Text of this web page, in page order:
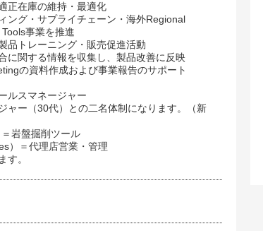
正在庫の維持・最適化
ング・サプライチェーン・海外Regional
事業を推進
品トレーニング・販売促進活動
に関する情報を収集し、製品改善に反映
の資料作成および事業報告のサポート
ルスマネージャー
ャー（30代）との二名体制になります。（新
岩盤掘削ツール
）＝代理店営業・管理
す。